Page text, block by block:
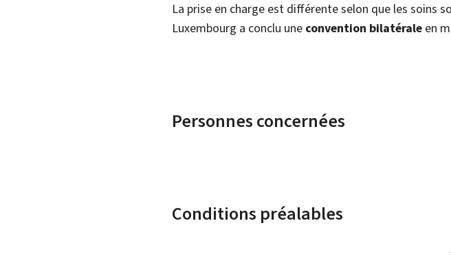
La prise en charge est différente selon que les soins
Luxembourg a conclu une convention bilatérale en
Personnes concernées
Conditions préalables